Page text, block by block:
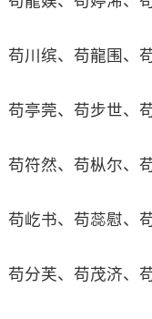
苟川缤、苟龍围、
苟亭莞、苟步世、
苟符然、苟枞尔、
苟屹书、苟蕊慰、
苟分芙、苟茂济、